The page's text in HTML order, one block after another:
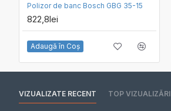
Polizor de banc Bosch GBG 35-15
822,8lei
Adaugă în Coş
VIZUALIZATE RECENT TOP VIZUALIZĂRI